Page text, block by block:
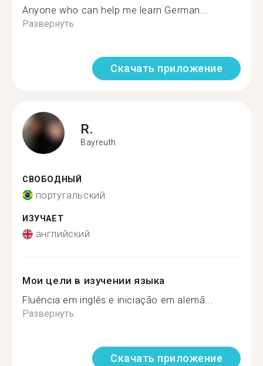
Anyone who can help me learn German...
Развернуть
Скачать приложение
R.
Bayreuth
СВОБОДНЫЙ
португальский
ИЗУЧАЕТ
английский
Мои цели в изучении языка
Fluência em inglês e iniciação em alemã...
Развернуть
Скачать приложение